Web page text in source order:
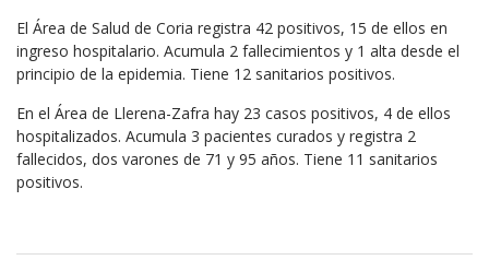
El Área de Salud de Coria registra 42 positivos, 15 de ellos en
ingreso hospitalario. Acumula 2 fallecimientos y 1 alta desde el
principio de la epidemia. Tiene 12 sanitarios positivos.
En el Área de Llerena-Zafra hay 23 casos positivos, 4 de ellos
hospitalizados. Acumula 3 pacientes curados y registra 2
fallecidos, dos varones de 71 y 95 años. Tiene 11 sanitarios
positivos.